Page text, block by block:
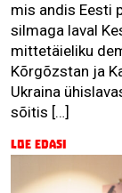
mis andis Eesti
silmaga laval
mittetäieliku
Kõrgõzstan ja
Ukraina
sõitis […]
Loe edasi